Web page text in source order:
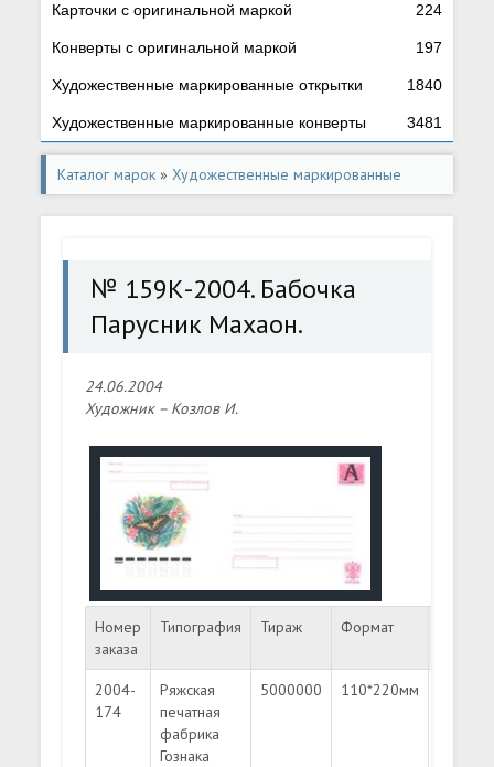
Карточки с оригинальной маркой 224
Конверты с оригинальной маркой 197
Художественные маркированные открытки 1840
Художественные маркированные конверты 3481
Каталог марок »Художественные маркированные
конверты» № 159К-2004. Бабочка Парусник Махаон.
№ 159К-2004. Бабочка
Парусник Махаон.
24.06.2004
Художник – Козлов И.
Номер
заказа
Типография Тираж Формат
2004-
174
Ряжская
печатная
фабрика
Гознака
5000000 110*220мм